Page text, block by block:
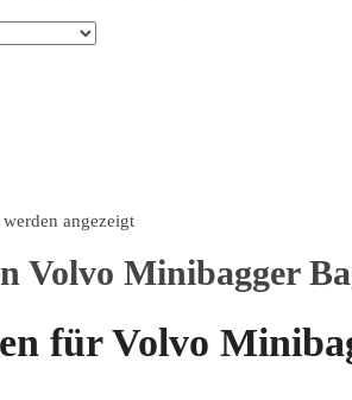
angezeigt
Volvo Minibagger
für Volvo